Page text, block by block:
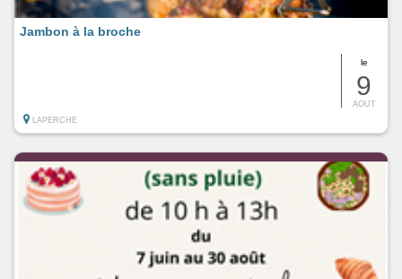
le
9
AOUT
Jambon à la broche
LAPERCHE